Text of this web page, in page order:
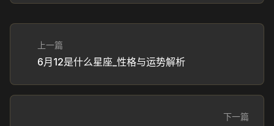
上一篇
6月12是什么星座_性格与运势解析
下一篇